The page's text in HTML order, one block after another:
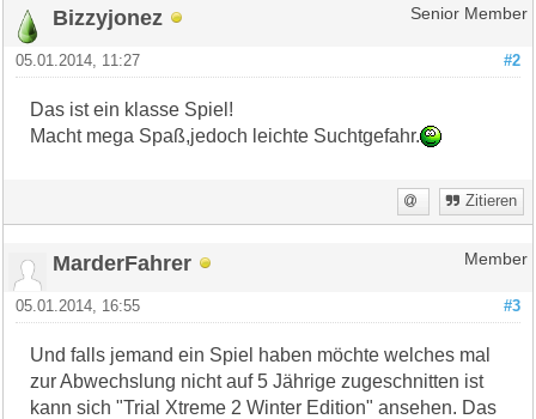
Bizzyjonez Senior Member
#2
05.01.2014, 11:27
Das ist ein klasse Spiel!
Macht mega Spaß,jedoch leichte Suchtgefahr.
Zitieren
MarderFahrer Member
#3
05.01.2014, 16:55
Und falls jemand ein Spiel haben möchte welches mal
zur Abwechslung nicht auf 5 Jährige zugeschnitten ist
kann sich "Trial Xtreme 2 Winter Edition" ansehen. Das